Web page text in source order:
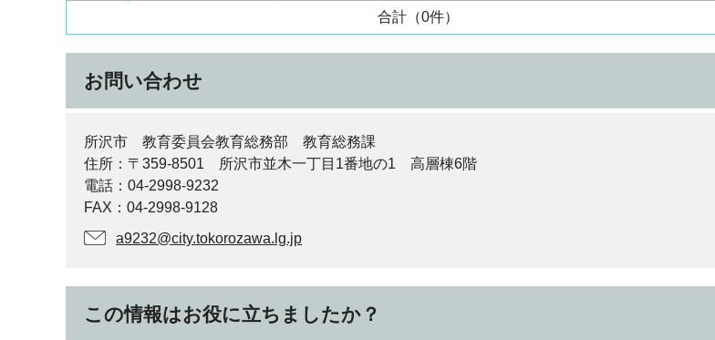
合計（0件）
お問い合わせ
所沢市 教育委員会教育総務部 教育総務課
住所：〒359-8501 所沢市並木一丁目1番地の1 高層棟6階
電話：04-2998-9232
FAX：04-2998-9128
a9232@city.tokorozawa.lg.jp
この情報はお役に立ちましたか？